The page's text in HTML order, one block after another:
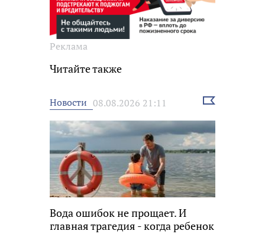
Реклама
Читайте также
Новости 08.08.2026 21:11
Выбрать
Вода ошибок не прощает. И
главная трагедия - когда ребенок